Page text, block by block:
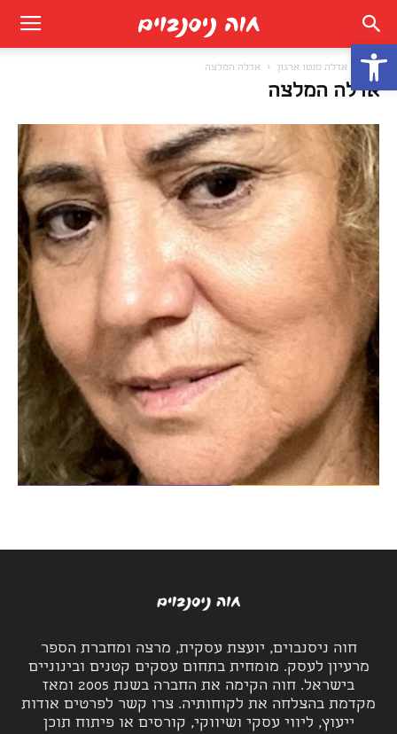
פתח סרגל נגישות
אדלה סנטו ארגון אדלה המלצה
אדלה המלצה
חוה ניסנבוים, יועצת עסקית, מרצה ומחברת הספר
מרעיון לעסק. מומחית בתחום עסקים קטנים ובינוניים
בישראל. חוה הקימה את החברה בשנת 2005 ומאז
מקדמת בהצלחה את לקוחותיה. צרו קשר לפרטים אודות
ייעוץ, ליווי עסקי ושיווקי, קורסים או פיתוח תוכן